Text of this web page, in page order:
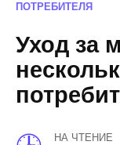
ПОТРЕБИТЕЛЯ
Уход за
НА ЧТЕНИЕ